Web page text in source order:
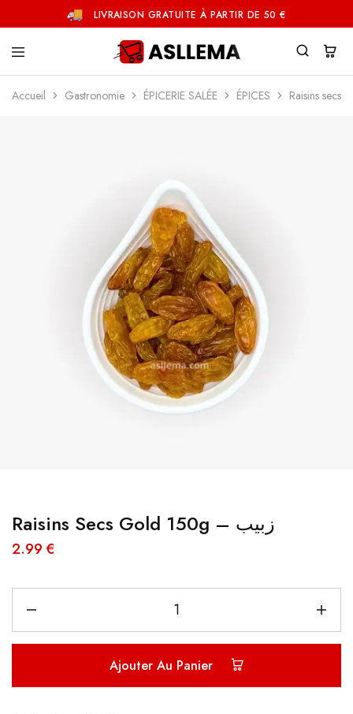
LIVRAISON GRATUITE À PARTIR DE 50 €
Accueil Gastronomie ÉPICERIE SALÉE ÉPICES
Raisins Secs Gold 150g – زبيب
2.99 €
Ajouter Au Panier